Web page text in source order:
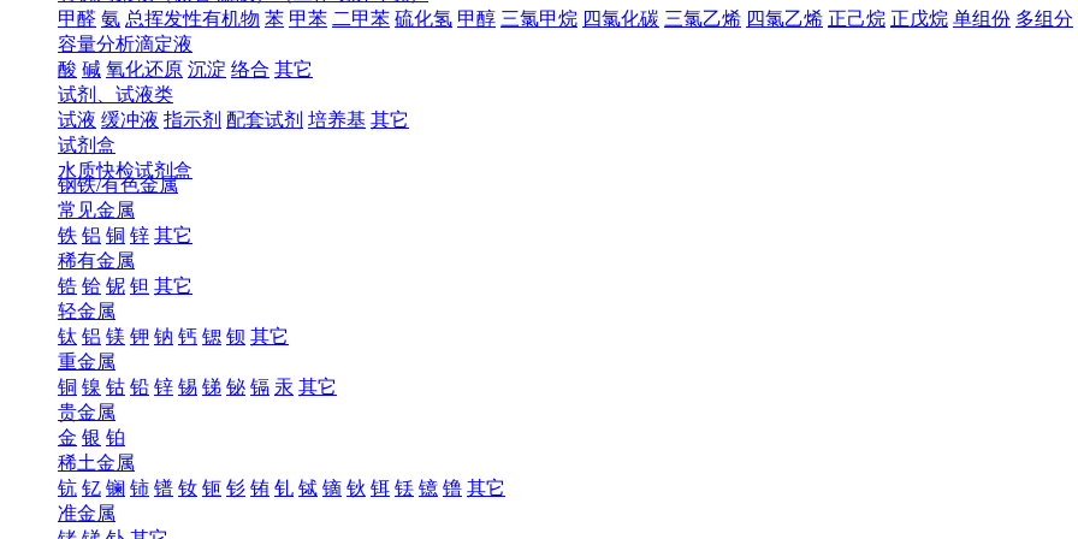
甲醛 氨 总挥发性有机物 苯 甲苯 二甲苯 硫化氢 甲醇 三氯甲烷 四氯化碳 三氯乙烯 四氯乙烯 正己烷 正戊烷 单组份 多组分
容量分析滴定液
酸 碱 氧化还原 沉淀 络合 其它
试剂、试液类
试液 缓冲液 指示剂 配套试剂 培养基 其它
试剂盒
水质快检试剂盒
钢铁/有色金属
常见金属
铁 铝 铜 锌 其它
稀有金属
锆 铪 铌 钽 其它
轻金属
钛 铝 镁 钾 钠 钙 锶 钡 其它
重金属
铜 镍 钴 铅 锌 锡 锑 铋 镉 汞 其它
贵金属
金 银 铂
稀土金属
钪 钇 镧 铈 镨 钕 钷 钐 铕 钆 铽 镝 钬 铒 铥 镱 镥 其它
准金属